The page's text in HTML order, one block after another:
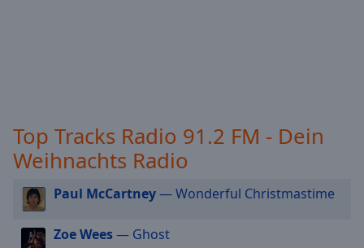
Beginning
dialog
window.
Top Tracks Radio 91.2 FM - Dein
Weihnachts Radio
Paul McCartney— Wonderful Christmastime
Zoe Wees— Ghost